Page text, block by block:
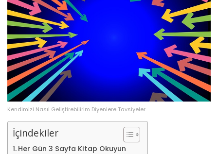
Kendimizi Nasıl Geliştirebilirim Diyenlere Tavsiyeler
İçindekiler
Her Gün 3 Sayfa Kitap Okuyun